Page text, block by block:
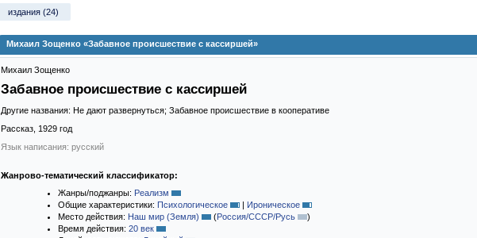
издания (24)
Михаил Зощенко «Забавное происшествие с кассиршей»
Михаил Зощенко
Забавное происшествие с кассиршей
Другие названия: Не дают развернуться; Забавное происшествие в кооперативе
Рассказ, 1929 год
Язык написания: русский
Жанрово-тематический классификатор:
Жанры/поджанры: Реализм
Общие характеристики: Психологическое | Ироническое
Место действия: Наш мир (Земля) (Россия/СССР/Русь
)
Время действия: 20 век